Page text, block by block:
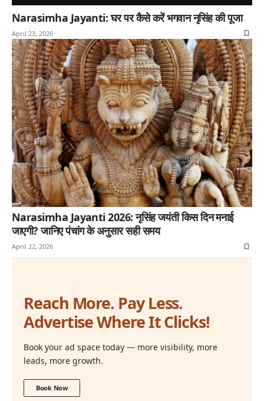
Narasimha Jayanti: घर पर कैसे करें भगवान नृसिंह की पूजा
April 23, 2026
Narasimha Jayanti 2026: नृसिंह जयंती किस दिन मनाई
जाएगी? जानिए पंचांग के अनुसार सही समय
April 22, 2026
Reach More. Pay Less.
Advertise Where It Clicks!
Book your ad space today — more visibility, more
leads, more growth.
Book Now